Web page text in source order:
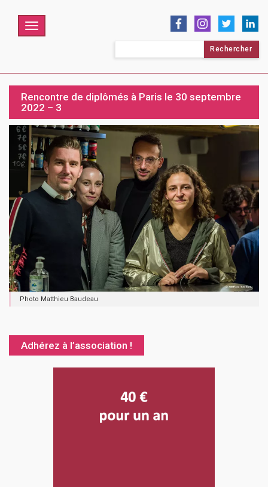
Menu
Rencontre de diplômés à Paris le 30 septembre
2022 – 3
Photo Matthieu Baudeau
Adhérez à l’association !